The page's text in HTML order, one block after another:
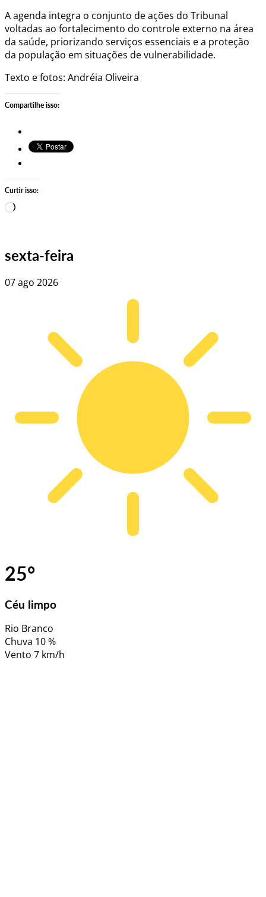
A agenda integra o conjunto de ações do Tribunal
voltadas ao fortalecimento do controle externo na área
da saúde, priorizando serviços essenciais e a proteção
da população em situações de vulnerabilidade.
Texto e fotos: Andréia Oliveira
Compartilhe isso:
Curtir isso:
Carregando…
sexta-feira
07 ago 2026
25°
Céu limpo
Rio Branco
Chuva 10 %
Vento 7 km/h